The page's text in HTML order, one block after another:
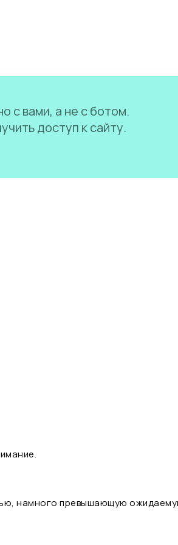
с вами, а не с ботом.
доступ к сайту.
намного превышающую